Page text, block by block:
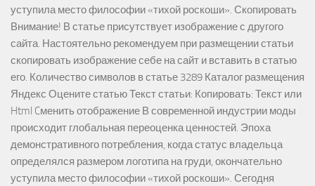
уступила место философии «тихой роскоши». Скопировать
Внимание! В статье присутствует изображение с другого
сайта. Настоятельно рекомендуем при размещении статьи
скопировать изображение себе на сайт и вставить в статью
его. Количество символов в статье 3289 Каталог размещения
Яндекс Оцените статью Текст статьи: Копировать: Текст или
Html Cменить отображение В современной индустрии моды
происходит глобальная переоценка ценностей. Эпоха
демонстративного потребления, когда статус владельца
определялся размером логотипа на груди, окончательно
уступила место философии «тихой роскоши». Сегодня